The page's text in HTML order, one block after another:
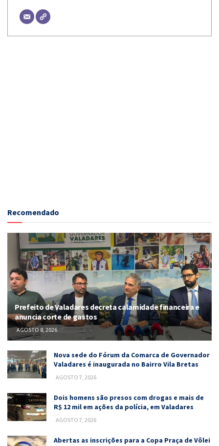
Recomendado
Prefeito de Valadares decreta calamidade financeira e
anuncia corte de gastos
AGOSTO 8, 2026
Nova sede do Fórum da Comarca de Governador
Valadares é inaugurada no Bairro Vila Bretas
AGOSTO 7, 2026
Dois homens são presos com drogas e mais de
R$ 12 mil em ações da polícia, em Valadares
AGOSTO 7, 2026
Abertas as inscrições para a Copa Praça de Vôlei